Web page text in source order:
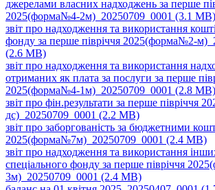
джерелами власних надходжень за перше
2025(форма№4-2м)_20250709_0001 (3.1 MB)
звіт про надходження та використання
фонду за перше півріччя 2025(форма№2-
(2.6 MB)
звіт про надходження та використання
отриманих як плата за послуги за перше
2025(форма№4-1м)_20250709_0001 (2.8 MB)
звіт про фін.результати за перше півріччя
дс)_20250709_0001 (2.2 MB)
звіт про заборгованість за бюджетними
2025(форма№7м)_20250709_0001 (2.4 MB)
звіт про надходження та використання
спеціального фонду за перше півріччя
3м)_20250709_0001 (2.4 MB)